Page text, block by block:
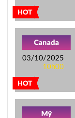
HOT
HOT
Canada
03/10/2025
10h00
Mỹ